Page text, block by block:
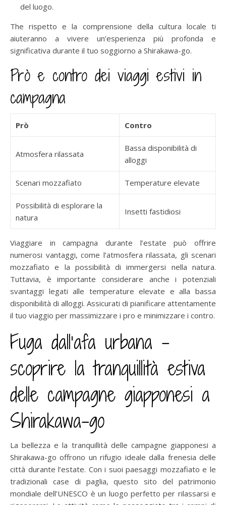
del luogo.
The rispetto e la comprensione della cultura locale ti
aiuteranno a vivere un’esperienza più profonda e
significativa durante il tuo soggiorno a Shirakawa-go.
Prò e contro dei viaggi estivi in
campagna
Prò Contro
Atmosfera rilassata
Bassa disponibilità di
alloggi
Scenari mozzafiato Temperature elevate
Possibilità di esplorare la
natura
Insetti fastidiosi
Viaggiare in campagna durante l’estate può offrire
numerosi vantaggi, come l’atmosfera rilassata, gli scenari
mozzafiato e la possibilità di immergersi nella natura.
Tuttavia, è importante considerare anche i potenziali
svantaggi legati alle temperature elevate e alla bassa
disponibilità di alloggi. Assicurati di pianificare attentamente
il tuo viaggio per massimizzare i pro e minimizzare i contro.
Fuga dall’afa urbana –
scoprire la tranquillità estiva
delle campagne giapponesi a
Shirakawa-go
La bellezza e la tranquillità delle campagne giapponesi a
Shirakawa-go offrono un rifugio ideale dalla frenesia delle
città durante l’estate. Con i suoi paesaggi mozzafiato e le
tradizionali case di paglia, questo sito del patrimonio
mondiale dell’UNESCO è un luogo perfetto per rilassarsi e